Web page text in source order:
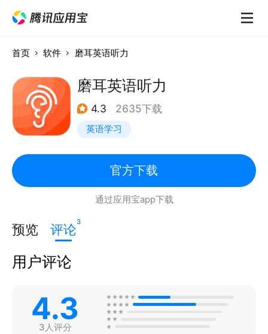
首页 软件 磨耳英语听力
磨耳英语听力
4.3 2635下载
英语学习
官方下载
通过应用宝app下载
预览 评论3
用户评论
4.3
3人评分